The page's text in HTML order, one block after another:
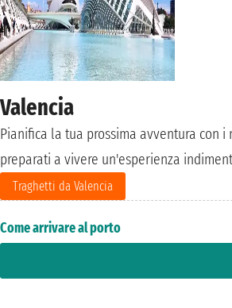
Valencia
Pianifica la tua prossima avventura con
preparati a vivere un'esperienza
Traghetti da Valencia
Come arrivare al porto